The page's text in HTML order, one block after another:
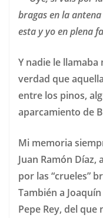
bragas en la
esta y yo en plena
Y nadie le
verdad que
entre los pinos,
aparcamiento de
Mi memoria
Juan Ramón Díaz,
por las “crueles”
También a
Pepe Rey, del